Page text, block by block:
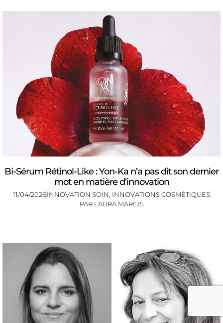
Bi-Sérum Rétinol-Like : Yon-Ka n’a pas dit son dernier
mot en matière d’innovation
11/04/2026INNOVATION SOIN INNOVATIONS COSMÉTIQUES
PAR LAURA MARGIS